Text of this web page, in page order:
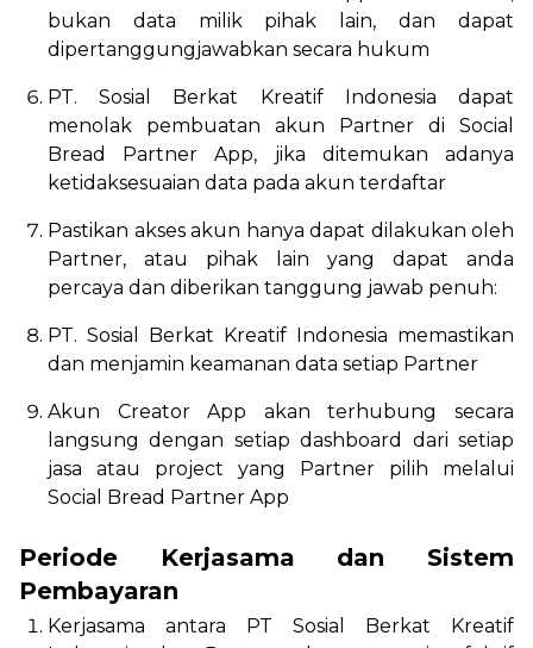
bukan data milik pihak lain, dan dapat
dipertanggungjawabkan secara hukum
PT. Sosial Berkat Kreatif Indonesia dapat
menolak pembuatan akun Partner di Social
Bread Partner App, jika ditemukan adanya
ketidaksesuaian data pada akun terdaftar
Pastikan akses akun hanya dapat dilakukan oleh
Partner, atau pihak lain yang dapat anda
percaya dan diberikan tanggung jawab penuh:
PT. Sosial Berkat Kreatif Indonesia memastikan
dan menjamin keamanan data setiap Partner
Akun Creator App akan terhubung secara
langsung dengan setiap dashboard dari setiap
jasa atau project yang Partner pilih melalui
Social Bread Partner App
Periode Kerjasama dan Sistem
Pembayaran
Kerjasama antara PT Sosial Berkat Kreatif